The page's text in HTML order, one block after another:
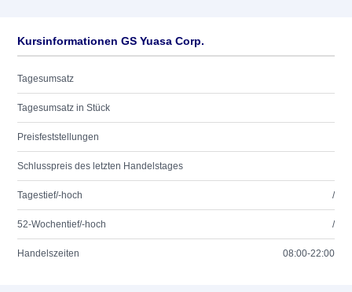
Kursinformationen GS Yuasa Corp.
Tagesumsatz
Tagesumsatz in Stück
Preisfeststellungen
Schlusspreis des letzten Handelstages
Tagestief/-hoch /
52-Wochentief/-hoch /
Handelszeiten 08:00-22:00